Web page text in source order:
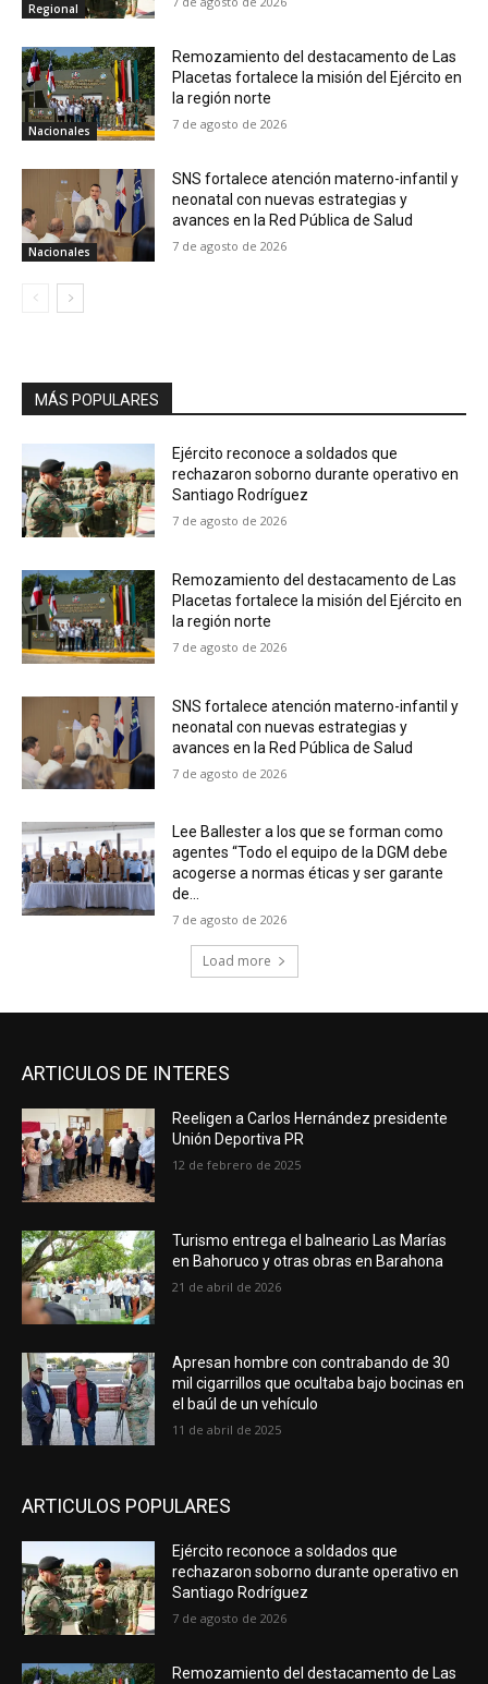
Regional
Nacionales
Remozamiento del destacamento de Las
Placetas fortalece la misión del Ejército en
la región norte
7 de agosto de 2026
Nacionales
SNS fortalece atención materno-infantil y
neonatal con nuevas estrategias y
avances en la Red Pública de Salud
7 de agosto de 2026
MÁS POPULARES
Ejército reconoce a soldados que
rechazaron soborno durante operativo en
Santiago Rodríguez
7 de agosto de 2026
Remozamiento del destacamento de Las
Placetas fortalece la misión del Ejército en
la región norte
7 de agosto de 2026
SNS fortalece atención materno-infantil y
neonatal con nuevas estrategias y
avances en la Red Pública de Salud
7 de agosto de 2026
Lee Ballester a los que se forman como
agentes “Todo el equipo de la DGM debe
acogerse a normas éticas y ser garante
de...
7 de agosto de 2026
Load more
ARTICULOS DE INTERES
Reeligen a Carlos Hernández presidente
Unión Deportiva PR
12 de febrero de 2025
Turismo entrega el balneario Las Marías
en Bahoruco y otras obras en Barahona
21 de abril de 2026
Apresan hombre con contrabando de 30
mil cigarrillos que ocultaba bajo bocinas en
el baúl de un vehículo
11 de abril de 2025
ARTICULOS POPULARES
Ejército reconoce a soldados que
rechazaron soborno durante operativo en
Santiago Rodríguez
7 de agosto de 2026
Remozamiento del destacamento de Las